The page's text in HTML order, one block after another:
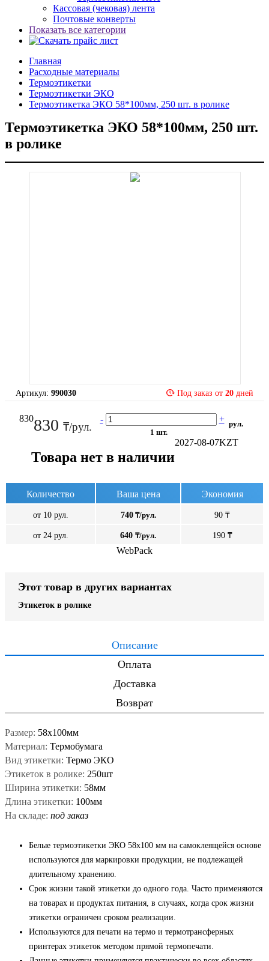
Кассовая (чековая) лента
Почтовые конверты
Показать все категории
Главная
Расходные материалы
Термоэтикетки
Термоэтикетки ЭКО
Термоэтикетка ЭКО 58*100мм, 250 шт. в ролике
Термоэтикетка ЭКО 58*100мм, 250 шт.
в ролике
Артикул: 990030 Под заказ от 20 дней
830830 ₸/рул.
- +
1 шт.
рул.
Товара нет в наличии
2027-08-07KZT
Количество Ваша цена Экономия
от 10 рул. 740₸/рул. 90 ₸
от 24 рул. 640 ₸/рул. 190 ₸
WebPack
Этот товар в других вариантах
Этикеток в ролике
Описание
Оплата
Доставка
Возврат
Размер: 58x100мм
Материал: Термобумага
Вид этикетки: Термо ЭКО
Этикеток в ролике: 250шт
Ширина этикетки: 58мм
Длина этикетки: 100мм
На складе: под заказ
Белые термоэтикетки ЭКО 58x100 мм на самоклеящейся основе
используются для маркировки продукции, не подлежащей
длительному хранению.
Срок жизни такой этикетки до одного года. Часто применяются
на товарах и продуктах питания, в случаях, когда срок жизни
этикетки ограничен сроком реализации.
Используются для печати на термо и термотрансферных
принтерах этикеток методом прямой термопечати.